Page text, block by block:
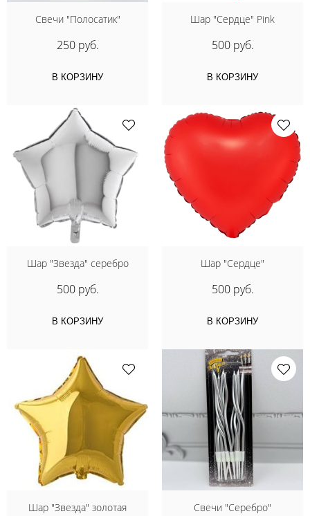
Свечи "Полосатик"
250 руб.
В КОРЗИНУ
Шар "Сердце" Pink
500 руб.
В КОРЗИНУ
Шар "Звезда" серебро
500 руб.
В КОРЗИНУ
Шар "Сердце"
500 руб.
В КОРЗИНУ
Шар "Звезда" золотая Свечи "Серебро"